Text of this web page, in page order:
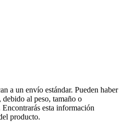
a un envío estándar. Pueden haber
al peso, tamaño o
esta información
producto.